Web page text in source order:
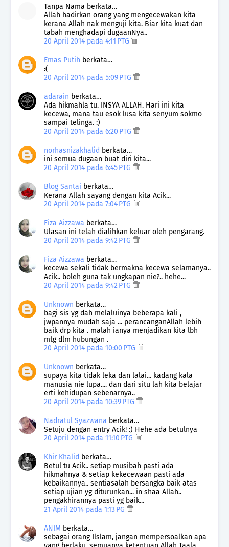
Tanpa Nama berkata…
Allah hadirkan orang yang mengecewakan kita
kerana Allah nak menguji kita. Biar kita kuat dan
tabah menghadapi dugaanNya..
20 April 2014 pada 4:11 PTG
Emas Putih berkata…
:(
20 April 2014 pada 5:09 PTG
adarain berkata…
Ada hikmahla tu. INSYA ALLAH. Hari ini kita
kecewa, mana tau esok lusa kita senyum sokmo
sampai telinga. :)
20 April 2014 pada 6:20 PTG
norhasnizakhalid berkata…
ini semua dugaan buat diri kita...
20 April 2014 pada 6:45 PTG
Blog Santai berkata…
Kerana Allah sayang dengan kita Acik...
20 April 2014 pada 7:04 PTG
Fiza Aizzawa berkata…
Ulasan ini telah dialihkan keluar oleh pengarang.
20 April 2014 pada 9:42 PTG
Fiza Aizzawa berkata…
kecewa sekali tidak bermakna kecewa selamanya..
Acik.. boleh guna tak ungkapan nie?.. hehe...
20 April 2014 pada 9:42 PTG
Unknown berkata…
bagi sis yg dah melaluinya beberapa kali ,
jwpannya mudah saja ... perancanganAllah lebih
baik drp kita . malah ianya menjadikan kita lbh
mtg dlm hubungan .
20 April 2014 pada 10:00 PTG
Unknown berkata…
supaya kita tidak leka dan lalai... kadang kala
manusia nie lupa.... dan dari situ lah kita belajar
erti kehidupan sebenarnya..
20 April 2014 pada 10:39 PTG
Nadratul Syazwana berkata…
Setuju dengan entry Acik! :) Hehe ada betulnya
20 April 2014 pada 11:10 PTG
Khir Khalid berkata…
Betul tu Acik.. setiap musibah pasti ada
hikmahnya & setiap kekecewaan pasti ada
kebaikannya.. sentiasalah bersangka baik atas
setiap ujian yg diturunkan... in shaa Allah..
pengakhirannya pasti yg baik...
21 April 2014 pada 1:13 PG
ANIM berkata…
sebagai orang Ilslam, jangan mempersoalkan apa